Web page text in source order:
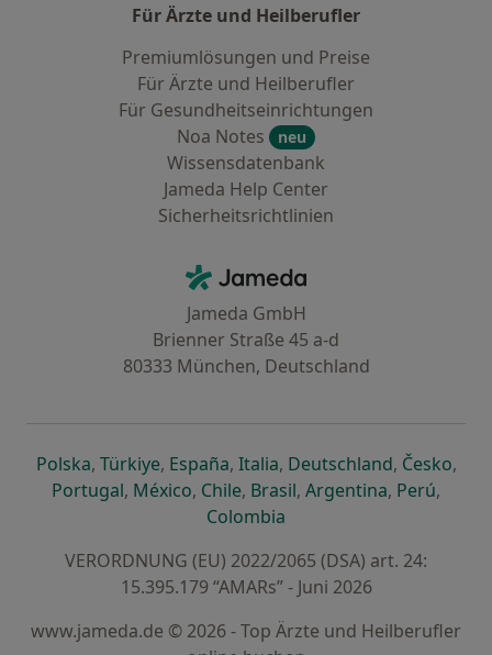
Für Ärzte und Heilberufler
Premiumlösungen und Preise
Für Ärzte und Heilberufler
Für Gesundheitseinrichtungen
Noa Notes
neu
Wissensdatenbank
Jameda Help Center
Sicherheitsrichtlinien
Jameda - Startseite
Jameda GmbH
Brienner Straße 45 a-d
80333 München, Deutschland
Polskaöffnet in einer neuen Registerkarte
, Türkiyeöffnet in einer neuen Registerkarte
, Españaöffnet in einer neuen
, Italiaöffnet in einer neuen
, Deutschlandöffnet in
, Česko,
Portugalöffnet in einer neuen Registerkarte
, Méxicoöffnet in einer neuen Registerkarte
, Chileöffnet in einer neuen
, Brasilöffnet in einer neuen
, Argentinaöffnet in
, Perúöffnet
,
Colombia
VERORDNUNG (EU) 2022/2065 (DSA) art. 24:
15.395.179 “AMARs” - Juni 2026
www.jameda.de © 2026 - Top Ärzte und Heilberufler